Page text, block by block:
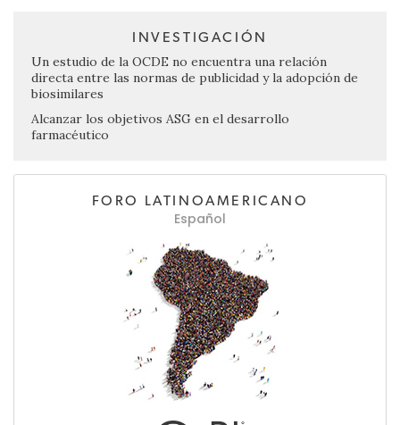
INVESTIGACIÓN
Un estudio de la OCDE no encuentra una relación
directa entre las normas de publicidad y la adopción de
biosimilares
Alcanzar los objetivos ASG en el desarrollo
farmacéutico
FORO LATINOAMERICANO
Español